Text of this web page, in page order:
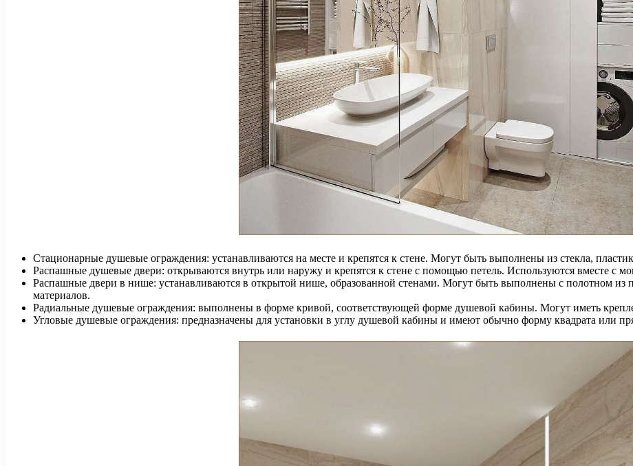
Стационарные душевые ограждения: устанавливаются на месте и крепятся к стене. Могут быть выполнены из стекла,
Распашные душевые двери: открываются внутрь или наружу и крепятся к стене с помощью петель. Используются вместе с
Распашные двери в нише: устанавливаются в открытой нише, образованной стенами. Могут быть выполнены с полотном из
материалов.
Радиальные душевые ограждения: выполнены в форме кривой, соответствующей форме душевой кабины. Могут иметь
Угловые душевые ограждения: предназначены для установки в углу душевой кабины и имеют обычно форму квадрата или